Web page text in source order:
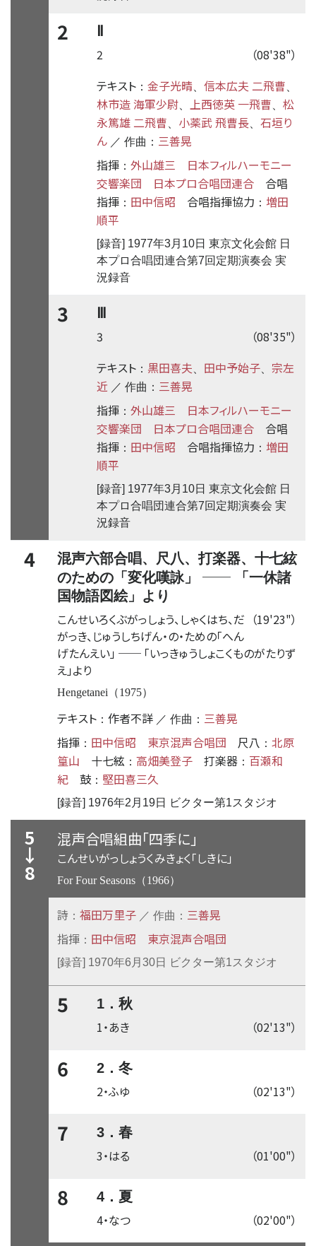
2
（08'38"）
2
テキスト ： 金子光晴 信本広夫 二飛曹
林市造 海軍少尉 上西徳英 一飛曹
松
永篤雄 二飛曹
小薬武 飛曹長
石垣り
ん ／ 作曲： 三善晃
指揮 ： 外山雄三
日本フィルハーモニー
交響楽団
日本プロ合唱団連合
合唱
指揮 ： 田中信昭 合唱指揮協力 ： 増田
順平
[録音] 1977年3月10日 東京文化会館 日
本プロ合唱団連合第7回定期演奏会 実
況録音
3
（08'35"）
3
テキスト ： 黒田喜夫 田中予始子
宗左
近 ／ 作曲： 三善晃
指揮 ： 外山雄三
日本フィルハーモニー
交響楽団
日本プロ合唱団連合
合唱
指揮 ： 田中信昭 合唱指揮協力 ： 増田
順平
[録音] 1977年3月10日 東京文化会館 日
本プロ合唱団連合第7回定期演奏会 実
況録音
4
混声六部合唱、尺八、打楽器、十七絃
のための「変化嘆詠」 ── 「一休諸
国物語図絵」より
（19'23"）
こんせいろくぶがっしょう、しゃくはち、だ
がっき、じゅうしちげん・の・ための「へん
げたんえい」 ── 「いっきゅうしょこくものがたりず
え」より
Hengetanei（1975）
テキスト ： 作者不詳 ／ 作曲： 三善晃
指揮 ： 田中信昭 東京混声合唱団 尺八 ： 北原
篁山
十七絃 ： 高畑美登子 打楽器 ： 百瀬和
紀
鼓 ： 堅田喜三久
[録音] 1976年2月19日 ビクター第1スタジオ
5
↓
8
混声合唱組曲「四季に」
こんせいがっしょうくみきょく「しきに」
For Four Seasons（1966）
詩 ： 福田万里子 ／ 作曲： 三善晃
指揮 ： 田中信昭 東京混声合唱団
[録音] 1970年6月30日 ビクター第1スタジオ
5 1．秋
（02'13"）
1・あき
6 2．冬
（02'13"）
2・ふゆ
7 3．春
（01'00"）
3・はる
8 4．夏
（02'00"）
4・なつ